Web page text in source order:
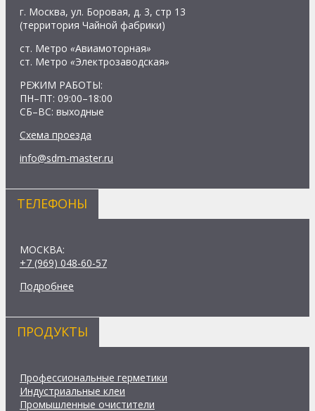
г. Москва, ул. Боровая, д. 3, стр 13
(территория Чайной фабрики)
ст. Метро «Авиамоторная»
ст. Метро «Электрозаводская»
РЕЖИМ РАБОТЫ:
ПН–ПТ: 09:00–18:00
СБ–ВС: выходные
Схема проезда
info@sdm-master.ru
ТЕЛЕФОНЫ
МОСКВА:
+7 (969) 048-60-57
Подробнее
ПРОДУКТЫ
Профессиональные герметики
Индустриальные клеи
Промышленные очистители